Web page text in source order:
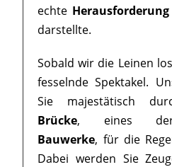
echte
darstellte.
Sobald wir die Leinen
fesselnde Spektakel.
Sie majestätisch
Brücke, eines
Bauwerke, für die
Dabei werden Sie